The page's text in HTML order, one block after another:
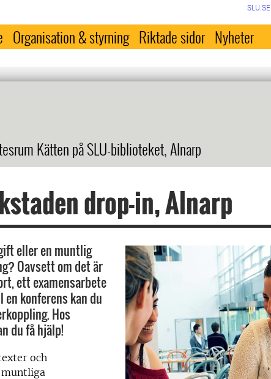
SLU.SE
Organisation & styrning Riktade sidor Nyheter
Kätten på SLU-biblioteket, Alnarp
drop-in, Alnarp
eller en muntlig
Oavsett om det är
ett examensarbete
konferens kan du
Hos
du få hjälp!
och